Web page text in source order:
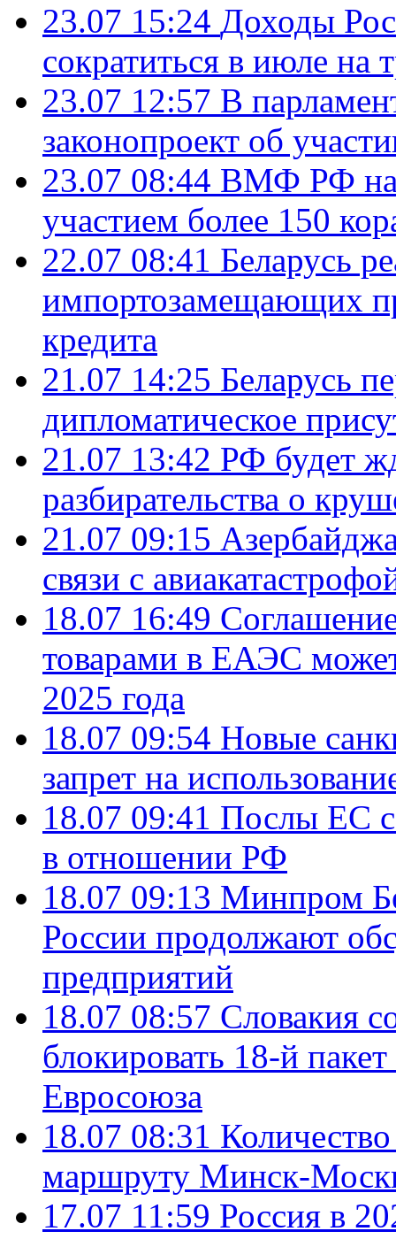
23.07 15:24 Доходы
сократиться в июле на
23.07 12:57 В
законопроект об
23.07 08:44 ВМФ РФ
участием более 150
22.07 08:41 Беларусь
импортозамещающих
кредита
21.07 14:25 Беларусь
дипломатическое
21.07 13:42 РФ будет
разбирательства о
21.07 09:15
связи с
18.07 16:49
товарами в ЕАЭС
2025 года
18.07 09:54 Новые
запрет на
18.07 09:41 Послы ЕС
в отношении РФ
18.07 09:13 Минпром
России продолжают
предприятий
18.07 08:57 Словакия
блокировать 18-й
Евросоюза
18.07 08:31
маршруту Минск-
17.07 11:59 Россия в